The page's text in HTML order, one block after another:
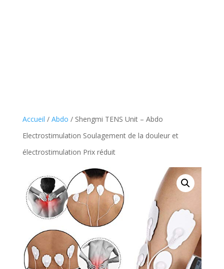
Accueil / Abdo / Shengmi TENS Unit – Abdo
Electrostimulation Soulagement de la douleur et
électrostimulation Prix réduit